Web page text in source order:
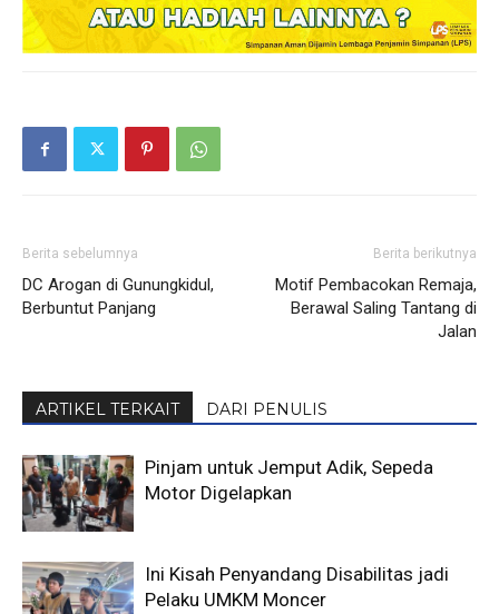
Berita sebelumnya
DC Arogan di Gunungkidul,
Berbuntut Panjang
Berita berikutnya
Motif Pembacokan Remaja,
Berawal Saling Tantang di
Jalan
ARTIKEL TERKAIT DARI PENULIS
Pinjam untuk Jemput Adik, Sepeda
Motor Digelapkan
Ini Kisah Penyandang Disabilitas jadi
Pelaku UMKM Moncer